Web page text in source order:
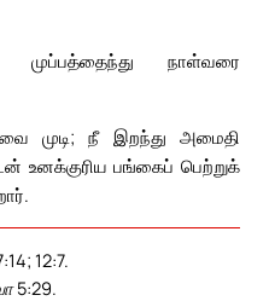
முப்பத்தைந்து நாள்வரை
முடி; நீ இறந்து அமைதி
உனக்குரிய பங்கைப் பெற்றுக்
12:7.
5:29.